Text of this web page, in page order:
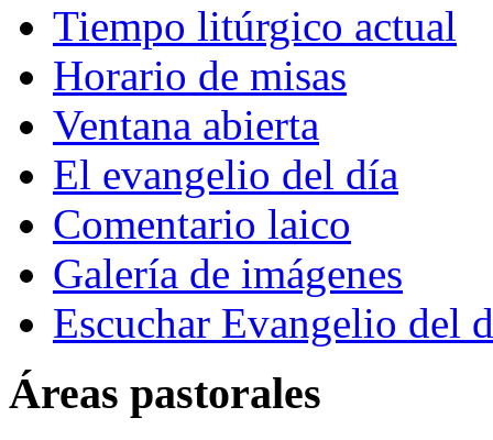
Tiempo litúrgico actual
Horario de misas
Ventana abierta
El evangelio del día
Comentario laico
Galería de imágenes
Escuchar Evangelio del
Áreas pastorales